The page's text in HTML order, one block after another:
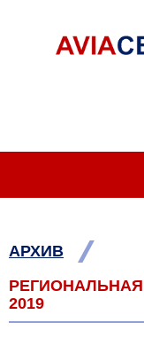
АРХИВ /
2019